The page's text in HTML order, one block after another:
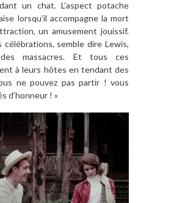
un chat. L’aspect potache
lorsqu’il accompagne la mort
un amusement jouissif.
célébrations, semble dire Lewis,
des massacres. Et tous ces
à leurs hôtes en tendant des
ne pouvez pas partir ! vous
d’honneur ! »